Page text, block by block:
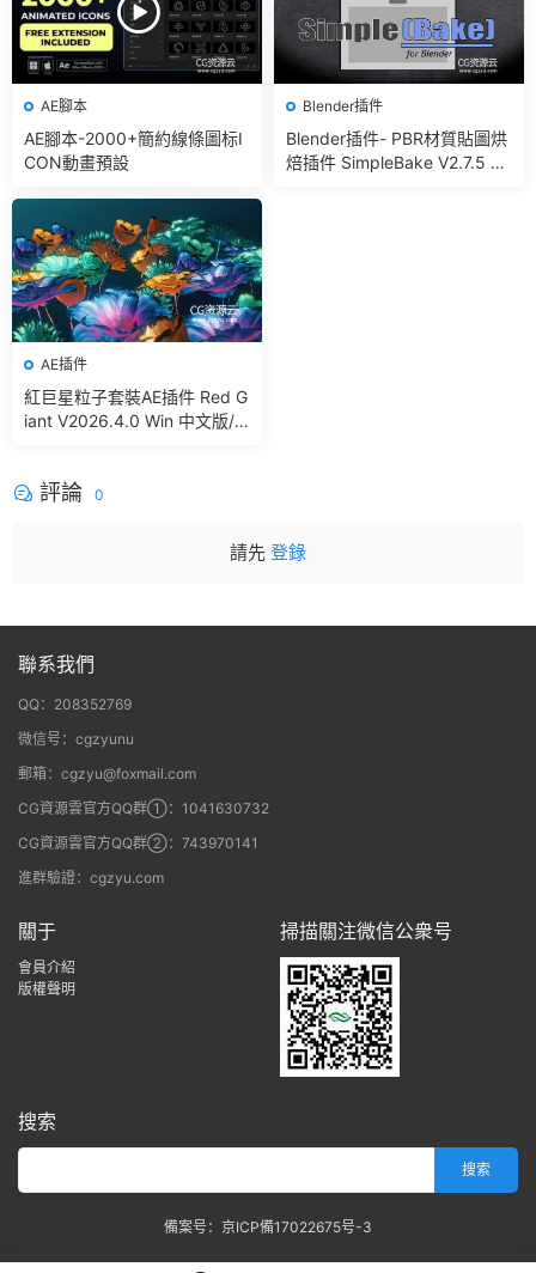
AE腳本
AE腳本-2000+簡約線條圖标I
CON動畫預設
Blender插件
Blender插件- PBR材質貼圖烘
焙插件 SimpleBake V2.7.5 –
AE插件
紅巨星粒子套裝AE插件 Red G
iant V2026.4.0 Win 中文版/
評論 0
請先 登錄
聯系我們
QQ：208352769
微信号：cgzyunu
郵箱：cgzyu@foxmail.com
CG資源雲官方QQ群①：1041630732
CG資源雲官方QQ群②：743970141
進群驗證：cgzyu.com
關于
會員介紹
版權聲明
掃描關注微信公衆号
搜索
備案号：京ICP備17022675号-3